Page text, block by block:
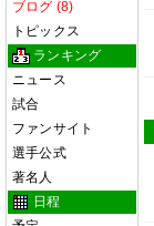
ブログ (8)
トピックス
ランキング
ニュース
試合
ファンサイト
選手公式
著名人
日程